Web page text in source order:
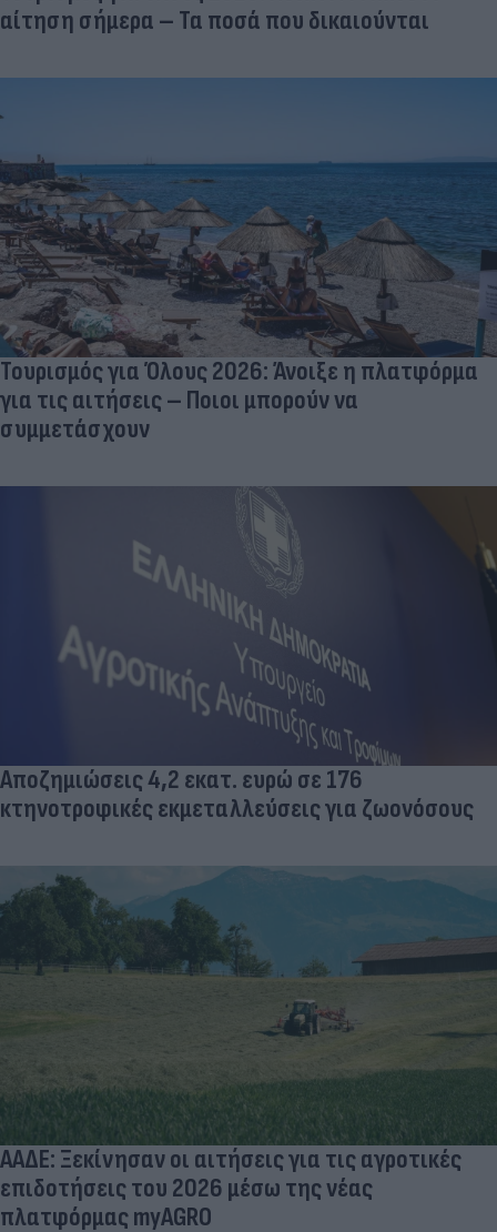
αίτηση σήμερα – Τα ποσά που δικαιούνται
Τουρισμός για Όλους 2026: Άνοιξε η πλατφόρμα
για τις αιτήσεις – Ποιοι μπορούν να
συμμετάσχουν
Αποζημιώσεις 4,2 εκατ. ευρώ σε 176
κτηνοτροφικές εκμεταλλεύσεις για ζωονόσους
ΑΑΔΕ: Ξεκίνησαν οι αιτήσεις για τις αγροτικές
επιδοτήσεις του 2026 μέσω της νέας
πλατφόρμας myAGRO